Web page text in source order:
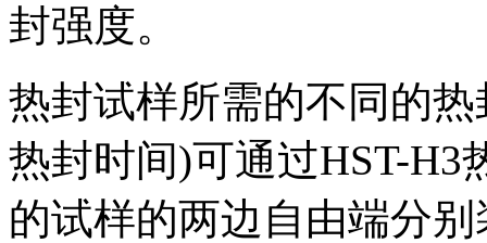
封强度。
热封试样所需的不同的
热封时间)可通过HST-
的试样的两边自由端分